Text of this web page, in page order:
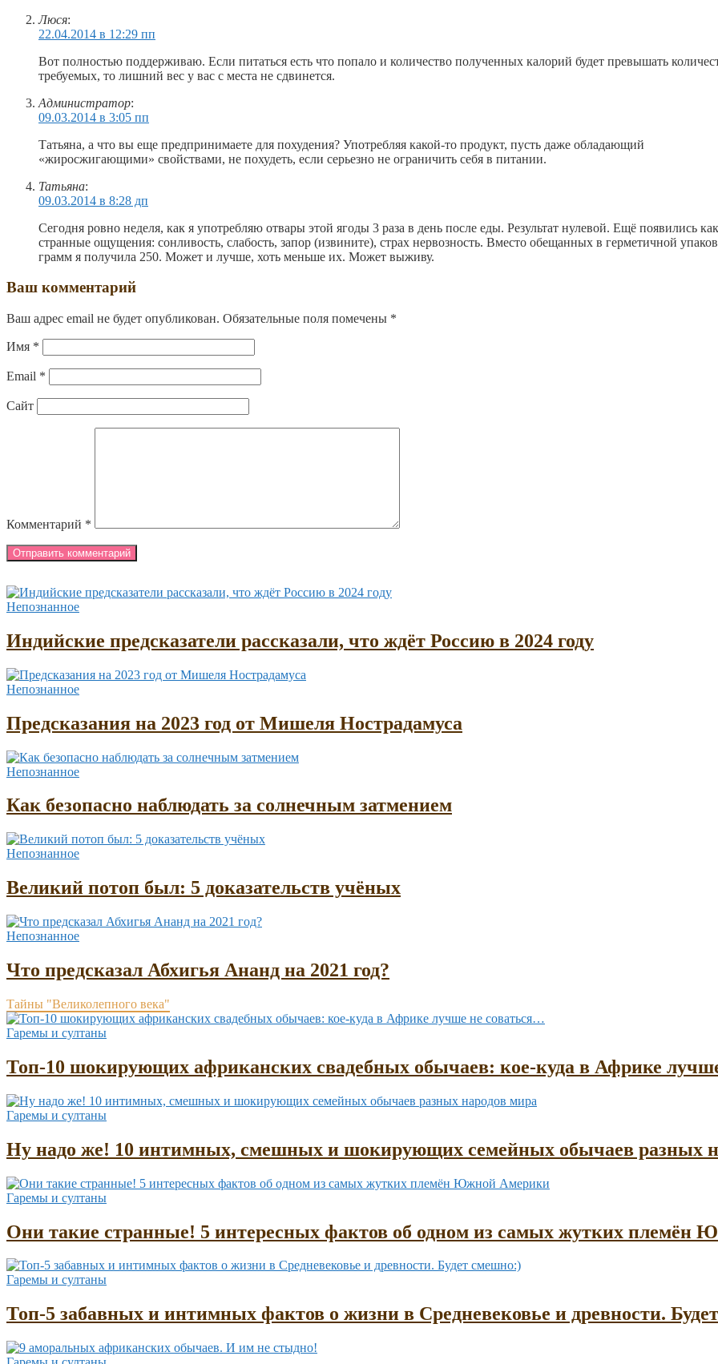
Люся:
22.04.2014 в 12:29 пп
Вот полностью поддерживаю. Если питаться есть что попало и количество полученных калорий будет превышать
требуемых, то лишний вес у вас с места не сдвинется.
Администратор:
09.03.2014 в 3:05 пп
Татьяна, а что вы еще предпринимаете для похудения? Употребляя какой-то продукт, пусть даже обладающий
«жиросжигающими» свойствами, не похудеть, если серьезно не ограничить себя в питании.
Татьяна:
09.03.2014 в 8:28 дп
Сегодня ровно неделя, как я употребляю отвары этой ягоды 3 раза в день после еды. Результат нулевой. Ещё появились
странные ощущения: сонливость, слабость, запор (извините), страх нервозность. Вместо обещанных в герметичной
грамм я получила 250. Может и лучше, хоть меньше их. Может выживу.
Ваш комментарий
Ваш адрес email не будет опубликован. Обязательные поля помечены *
Имя *
Email *
Сайт
Комментарий *
Непознанное
Индийские предсказатели рассказали, что ждёт Россию в 2024 году
Непознанное
Предсказания на 2023 год от Мишеля Нострадамуса
Непознанное
Как безопасно наблюдать за солнечным затмением
Непознанное
Великий потоп был: 5 доказательств учёных
Непознанное
Что предсказал Абхигья Ананд на 2021 год?
Тайны "Великолепного века"
Гаремы и султаны
Топ-10 шокирующих африканских свадебных обычаев: кое-куда в Африке
Гаремы и султаны
Ну надо же! 10 интимных, смешных и шокирующих семейных обычаев разных
Гаремы и султаны
Они такие странные! 5 интересных фактов об одном из самых жутких племён
Гаремы и султаны
Топ-5 забавных и интимных фактов о жизни в Средневековье и древности.